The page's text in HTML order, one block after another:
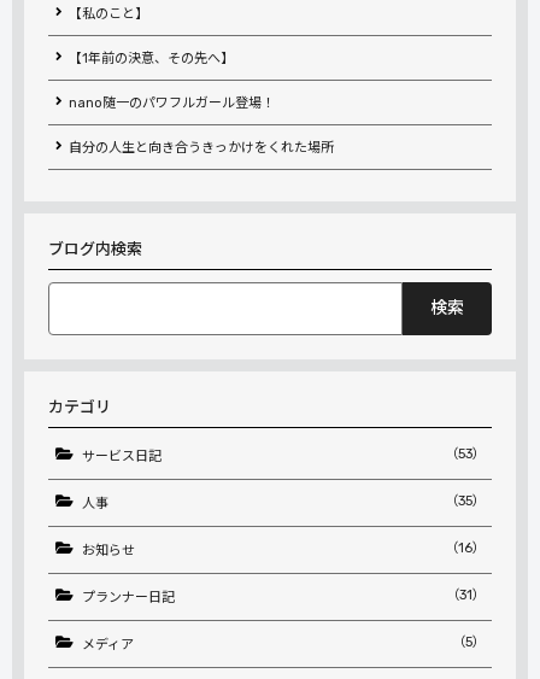
【私のこと】
【1年前の決意、その先へ】
nano随一のパワフルガール登場！
自分の人生と向き合うきっかけをくれた場所
ブログ内検索
索:
カテゴリ
サービス日記 （53）
人事 （35）
お知らせ （16）
プランナー日記 （31）
メディア （5）